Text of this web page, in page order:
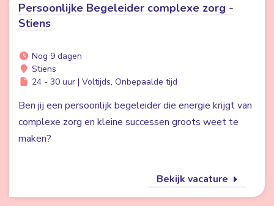
Persoonlijke Begeleider complexe zorg -
Stiens
Nog 9 dagen
Stiens
24 - 30 uur | Voltijds, Onbepaalde tijd
Ben jij een persoonlijk begeleider die energie krijgt van
complexe zorg en kleine successen groots weet te
maken?
Bekijk vacature